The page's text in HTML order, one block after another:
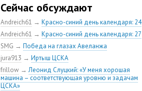
Первый матч сезона в РПЛ —
увереннейшая победа ЦСКА. Гончаренко
выпустил 11 россиян в старте
Ганчаренко — о Гайче: «Если покупаем за
большие деньги, значит, рассчитываем как
на основного форварда»
Ганчаренко: «Влашича сложно заменить,
но Кучаеву и Дзагоеву сегодня это
удалось»
Сейчас обсуждают
Andreich61 → Красно-синий день календаря: 24
Andreich61 → Красно-синий день календаря: 27
SMG → Победа на глазах Авеланжа
jura913 → Иртыш ЦСКА
frillow →Леонид Слуцкий: «У меня хорошая
машина – соответствующая уровню и задачам
ЦСКА»